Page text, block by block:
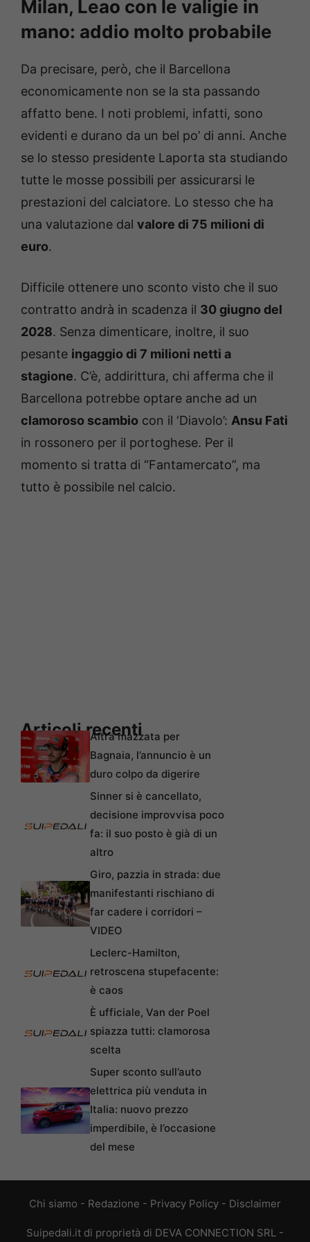
Milan, Leao con le valigie in
mano: addio molto probabile
Da precisare, però, che il Barcellona
economicamente non se la sta passando
affatto bene. I noti problemi, infatti, sono
evidenti e durano da un bel po’ di anni. Anche
se lo stesso presidente Laporta sta studiando
tutte le mosse possibili per assicurarsi le
prestazioni del calciatore. Lo stesso che ha
una valutazione dal valore di 75 milioni di
euro.
Difficile ottenere uno sconto visto che il suo
contratto andrà in scadenza il 30 giugno del
2028. Senza dimenticare, inoltre, il suo
pesante ingaggio di 7 milioni netti a
stagione. C’è, addirittura, chi afferma che il
Barcellona potrebbe optare anche ad un
clamoroso scambio con il ‘Diavolo’: Ansu Fati
in rossonero per il portoghese. Per il
momento si tratta di “Fantamercato”, ma
tutto è possibile nel calcio.
Articoli recenti
Altra mazzata per
Bagnaia, l’annuncio è un
duro colpo da digerire
Sinner si è cancellato,
decisione improvvisa poco
fa: il suo posto è già di un
altro
Giro, pazzia in strada: due
manifestanti rischiano di
far cadere i corridori –
VIDEO
Leclerc-Hamilton,
retroscena stupefacente:
è caos
È ufficiale, Van der Poel
spiazza tutti: clamorosa
scelta
Super sconto sull’auto
elettrica più venduta in
Italia: nuovo prezzo
imperdibile, è l’occasione
del mese
Chi siamo - Redazione - Privacy Policy - Disclaimer
Suipedali.it di proprietà di DEVA CONNECTION SRL -